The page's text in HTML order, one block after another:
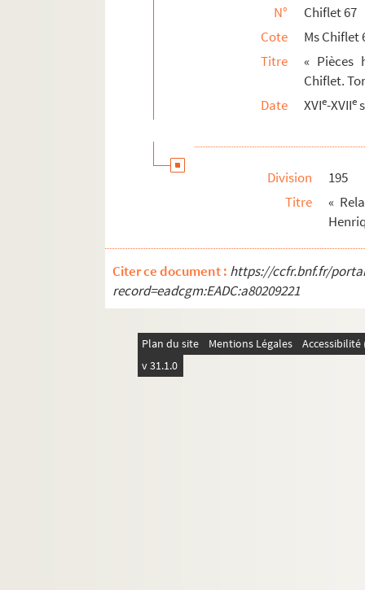
N°
Chiflet 67
Cote
Ms Chiflet
Titre
« Pièces
Chiflet.
Date
XVIe-XVIIe
Division
195
Titre
«
Citer ce document : https://ccfr.bnf.fr/
record=eadcgm:EADC:a80209221
Plan du site Mentions Légales
v 31.1.0